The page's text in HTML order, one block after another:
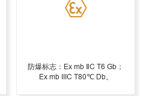
防爆标志：Ex mb ⅡC T6 Gb；
Ex mb IIIC T80℃ Db。